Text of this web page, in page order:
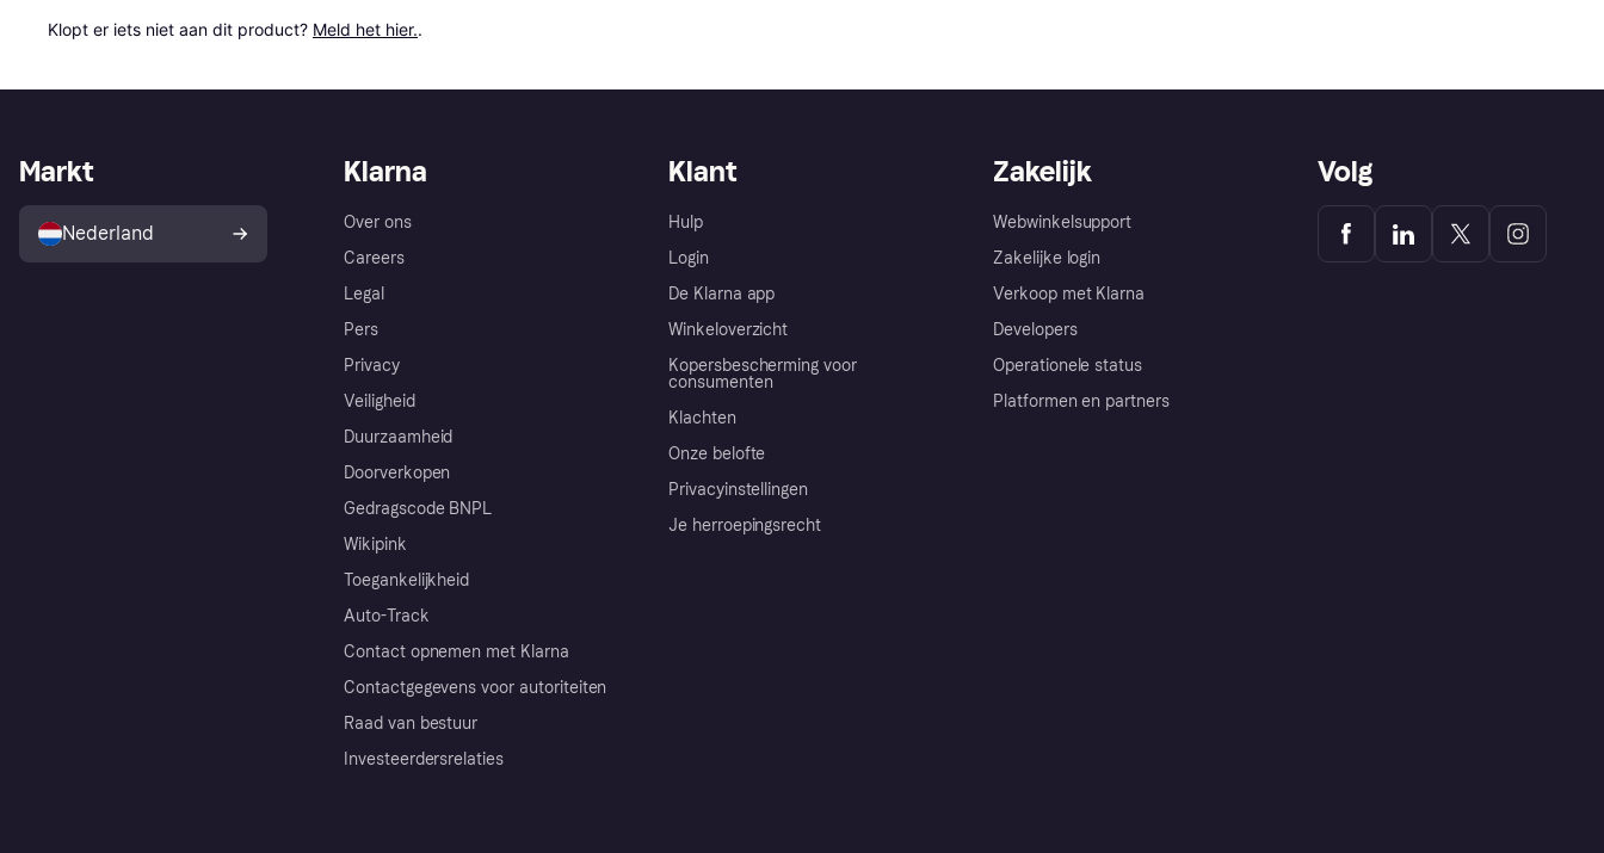
Klopt er iets niet aan dit product? Meld het hier..
Klarna
Over ons
Careers
Legal
Pers
Privacy
Veiligheid
Duurzaamheid
Doorverkopen
Gedragscode BNPL
Wikipink
Toegankelijkheid
Auto-Track
Contact opnemen met Klarna
Contactgegevens voor autoriteiten
Raad van bestuur
Investeerdersrelaties
Klant
Hulp
Login
De Klarna app
Winkeloverzicht
Kopersbescherming voor
consumenten
Klachten
Onze belofte
Privacyinstellingen
Je herroepingsrecht
Zakelijk
Webwinkelsupport
Zakelijke login
Verkoop met Klarna
Developers
Operationele status
Platformen en partners
Markt
Nederland
Volg